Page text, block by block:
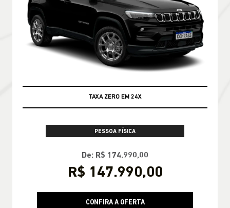
TAXA ZERO EM 24X
PESSOA FÍSICA
De: R$ 174.990,00
R$ 147.990,00
CONFIRA A OFERTA